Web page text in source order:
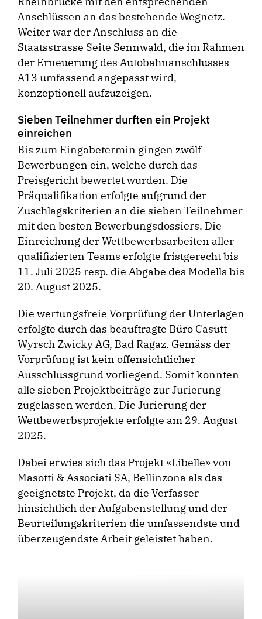
Anschlüssen an das bestehende Wegnetz.
Weiter war der Anschluss an die
Staatsstrasse Seite Sennwald, die im Rahmen
der Erneuerung des Autobahnanschlusses
A13 umfassend angepasst wird,
konzeptionell aufzuzeigen.
Sieben Teilnehmer durften ein Projekt
einreichen
Bis zum Eingabetermin gingen zwölf
Bewerbungen ein, welche durch das
Preisgericht bewertet wurden. Die
Präqualifikation erfolgte aufgrund der
Zuschlagskriterien an die sieben Teilnehmer
mit den besten Bewerbungsdossiers. Die
Einreichung der Wettbewerbsarbeiten aller
qualifizierten Teams erfolgte fristgerecht bis
11. Juli 2025 resp. die Abgabe des Modells bis
20. August 2025.
Die wertungsfreie Vorprüfung der Unterlagen
erfolgte durch das beauftragte Büro Casutt
Wyrsch Zwicky AG, Bad Ragaz. Gemäss der
Vorprüfung ist kein offensichtlicher
Ausschlussgrund vorliegend. Somit konnten
alle sieben Projektbeiträge zur Jurierung
zugelassen werden. Die Jurierung der
Wettbewerbsprojekte erfolgte am 29. August
2025.
Dabei erwies sich das Projekt «Libelle» von
Masotti & Associati SA, Bellinzona als das
geeignetste Projekt, da die Verfasser
hinsichtlich der Aufgabenstellung und der
Beurteilungskriterien die umfassendste und
überzeugendste Arbeit geleistet haben.